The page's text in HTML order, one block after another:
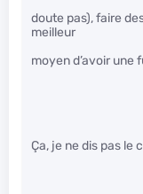
doute pas), faire
meilleur
moyen d’avoir une
Ça, je ne dis pas le